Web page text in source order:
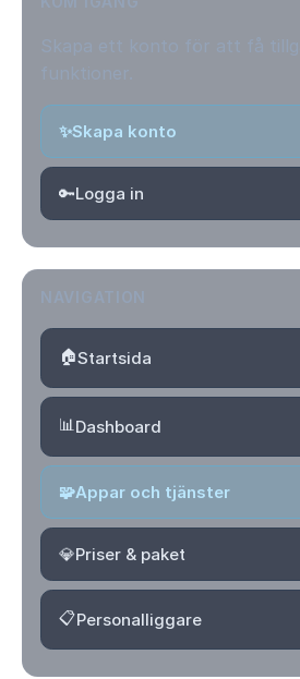
✨Skapa konto
🔑Logga in
🏠Startsida
📊Dashboard
🧩Appar och tjänster
💎Priser & paket
📋Personalliggare